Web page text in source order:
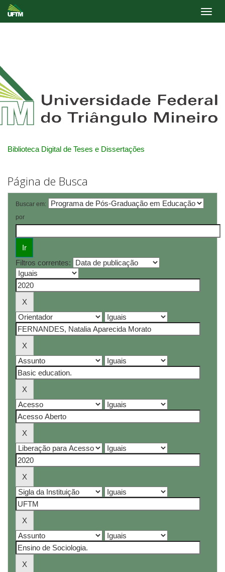
Biblioteca Digital de Teses e Dissertações
Página de Busca
Buscar em:
por
Filtros correntes: